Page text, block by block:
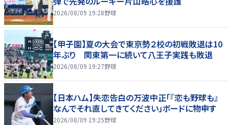
2026/08/09 19:28野球
【甲子園】夏の大会で東京勢２校の初戦敗退は10
年ぶり 関東第一に続いて八王子実践も敗退
2026/08/09 19:27野球
【日本ハム】失恋告白の万波中正「『恋も野球も』
なんでそれ直してきてください」ボードに物申す
2026/08/09 19:25野球